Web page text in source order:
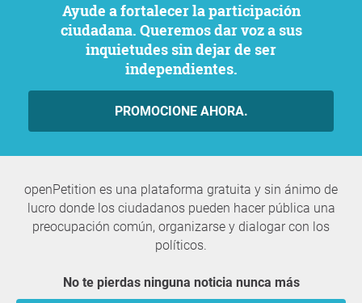
Ayude a fortalecer la participación
ciudadana. Queremos dar voz a sus
inquietudes sin dejar de ser
independientes.
PROMOCIONE AHORA.
openPetition es una plataforma gratuita y sin ánimo de
lucro donde los ciudadanos pueden hacer pública una
preocupación común, organizarse y dialogar con los
políticos.
No te pierdas ninguna noticia nunca más